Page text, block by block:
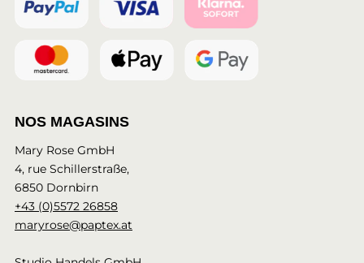
NOS MAGASINS
Mary Rose GmbH
4, rue Schillerstraße,
6850 Dornbirn
+43 (0)5572 26858
maryrose@paptex.at